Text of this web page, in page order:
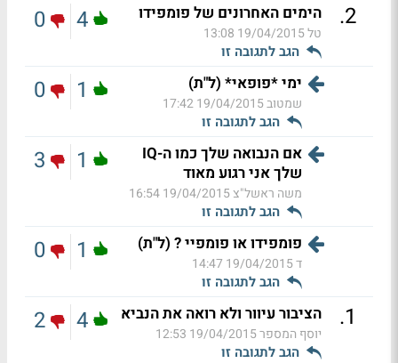
2
. הימים האחרונים של פומפידו
טל19/04/2015 13:08
הגב לתגובה זו
4
0
ימי *פופאי* (ל"ת)
שמטוב19/04/2015 17:42
הגב לתגובה זו
1
0
אם הנבואה שלך כמו ה-IQ
שלך אני רגוע מאוד
משה ראשל"צ19/04/2015 16:54
הגב לתגובה זו
1
3
פומפידו או פומפיי ? (ל"ת)
ד19/04/2015 14:47
הגב לתגובה זו
1
0
1
. הציבור עיוור ולא רואה את הנביא
יוסף המספר19/04/2015 12:53
הגב לתגובה זו
4
2